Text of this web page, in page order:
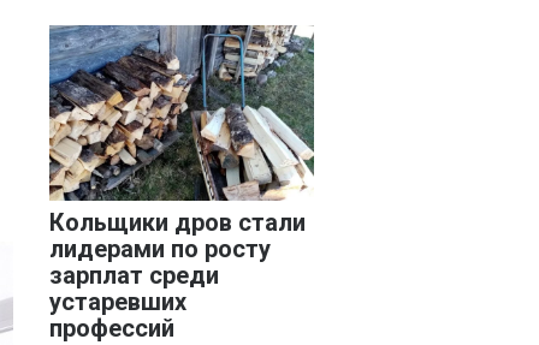
конфликтов и раздражения в
Кольщики дров стали
лидерами по росту
зарплат среди
устаревших
профессий